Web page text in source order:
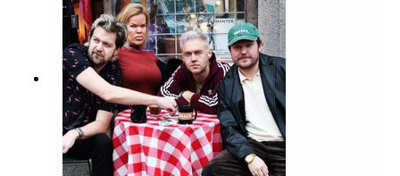
och få HELA avsnittet!